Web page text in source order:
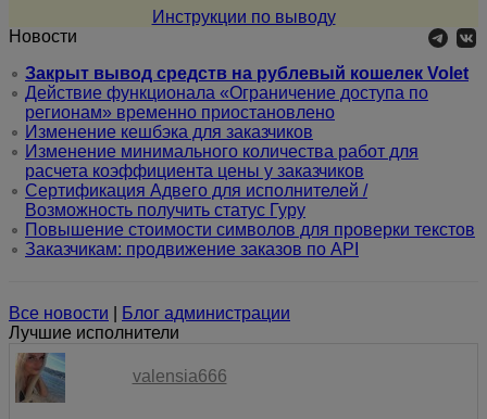
Инструкции по выводу
Новости
Закрыт вывод средств на рублевый кошелек Volet
Действие функционала «Ограничение доступа по
регионам» временно приостановлено
Изменение кешбэка для заказчиков
Изменение минимального количества работ для
расчета коэффициента цены у заказчиков
Сертификация Адвего для исполнителей /
Возможность получить статус Гуру
Повышение стоимости символов для проверки текстов
Заказчикам: продвижение заказов по API
Все новости
Блог администрации
Лучшие исполнители
valensia666